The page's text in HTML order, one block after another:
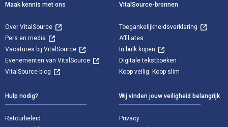
Maak kennis met ons
Over VitalSource
Pers en media
Vacatures bij VitalSource
Evenementen van VitalSource
VitalSource-blog
VitalSource-bronnen
Toegankelijkheidsverklaring
Affiliates
In bulk kopen
Digitale tekstboeken
Koop veilig. Koop slim
Hulp nodig?
Retourbeleid
Wij vinden jouw veiligheid belangrijk
Privacy